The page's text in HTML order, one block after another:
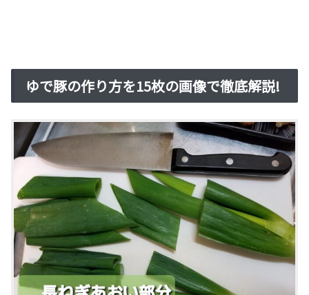
ゆで豚の作り方を15枚の画像で徹底解説!